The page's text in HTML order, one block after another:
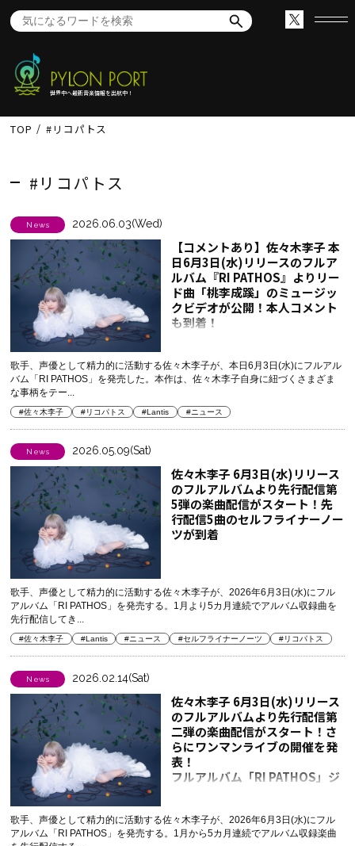
世界中へ最新音楽情報を出航中！
TOP #リコパトス
#リコパトス
News 2026.06.03(Wed)
【コメントあり】佐々木李子 本
日6月3日(水)リリースのフルア
ルバム『RI PATHOS』よりリー
ド曲「桃李成蹊」のミュージッ
クビデオが公開！本人コメント
も到着！
歌手、声優として精力的に活動する佐々木李子が、本日6月3日(水)にフルアル
バム「RI PATHOS」を発売した。本作は、佐々木李子自身に紐づくさまざま
な事柄をテー...
#佐々木李子 #リコパトス #Lantis #ニュース
News 2026.05.09(Sat)
佐々木李子 6月3日(水)リリース
のフルアルバムより先行配信第
5弾の楽曲配信がスタート！先
行配信5曲のセルフライナーノー
ツが到着
歌手、声優として精力的に活動する佐々木李子が、2026年6月3日(水)にフル
アルバム「RI PATHOS」を発売する。1月より5カ月連続でアルバム収録曲を
先行配信してき...
#佐々木李子 #Lantis #ニュース #セルフライナーノーツ #リコパトス
News 2026.02.14(Sat)
佐々木李子 6月3日(水)リリース
のフルアルバムより先行配信第
二弾の楽曲配信がスタート！さ
らにワンマンライブの開催を発
表！
フルアルバム「RI PATHOS」ジ
歌手、声優として精力的に活動する佐々木李子が、2026年6月3日(水)にフル
アルバム「RI PATHOS」を発売する。1月から5カ月連続でアルバム収録楽曲